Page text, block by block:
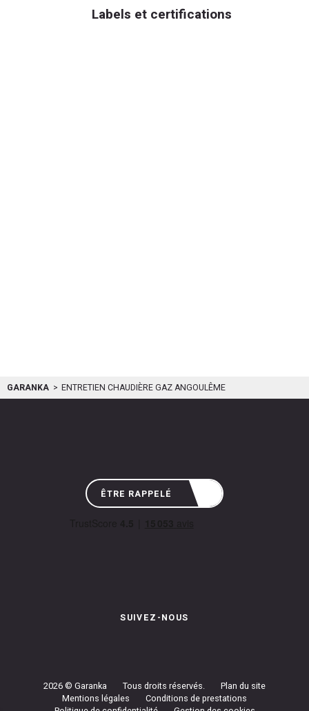
Labels et certifications
GARANKA ENTRETIEN CHAUDIÈRE GAZ ANGOULÊME
ÊTRE RAPPELÉ
SUIVEZ-NOUS
2026 © Garanka Tous droits réservés.
Plan du site
Mentions légales
Conditions de prestations